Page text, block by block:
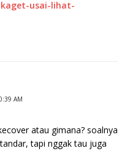
usai-lihat-
AM
atau gimana? soalnya
tapi nggak tau juga